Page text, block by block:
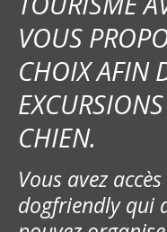
VOUS
CHOIX AFIN
CHIEN.
Vous avez
dogfriendly qui